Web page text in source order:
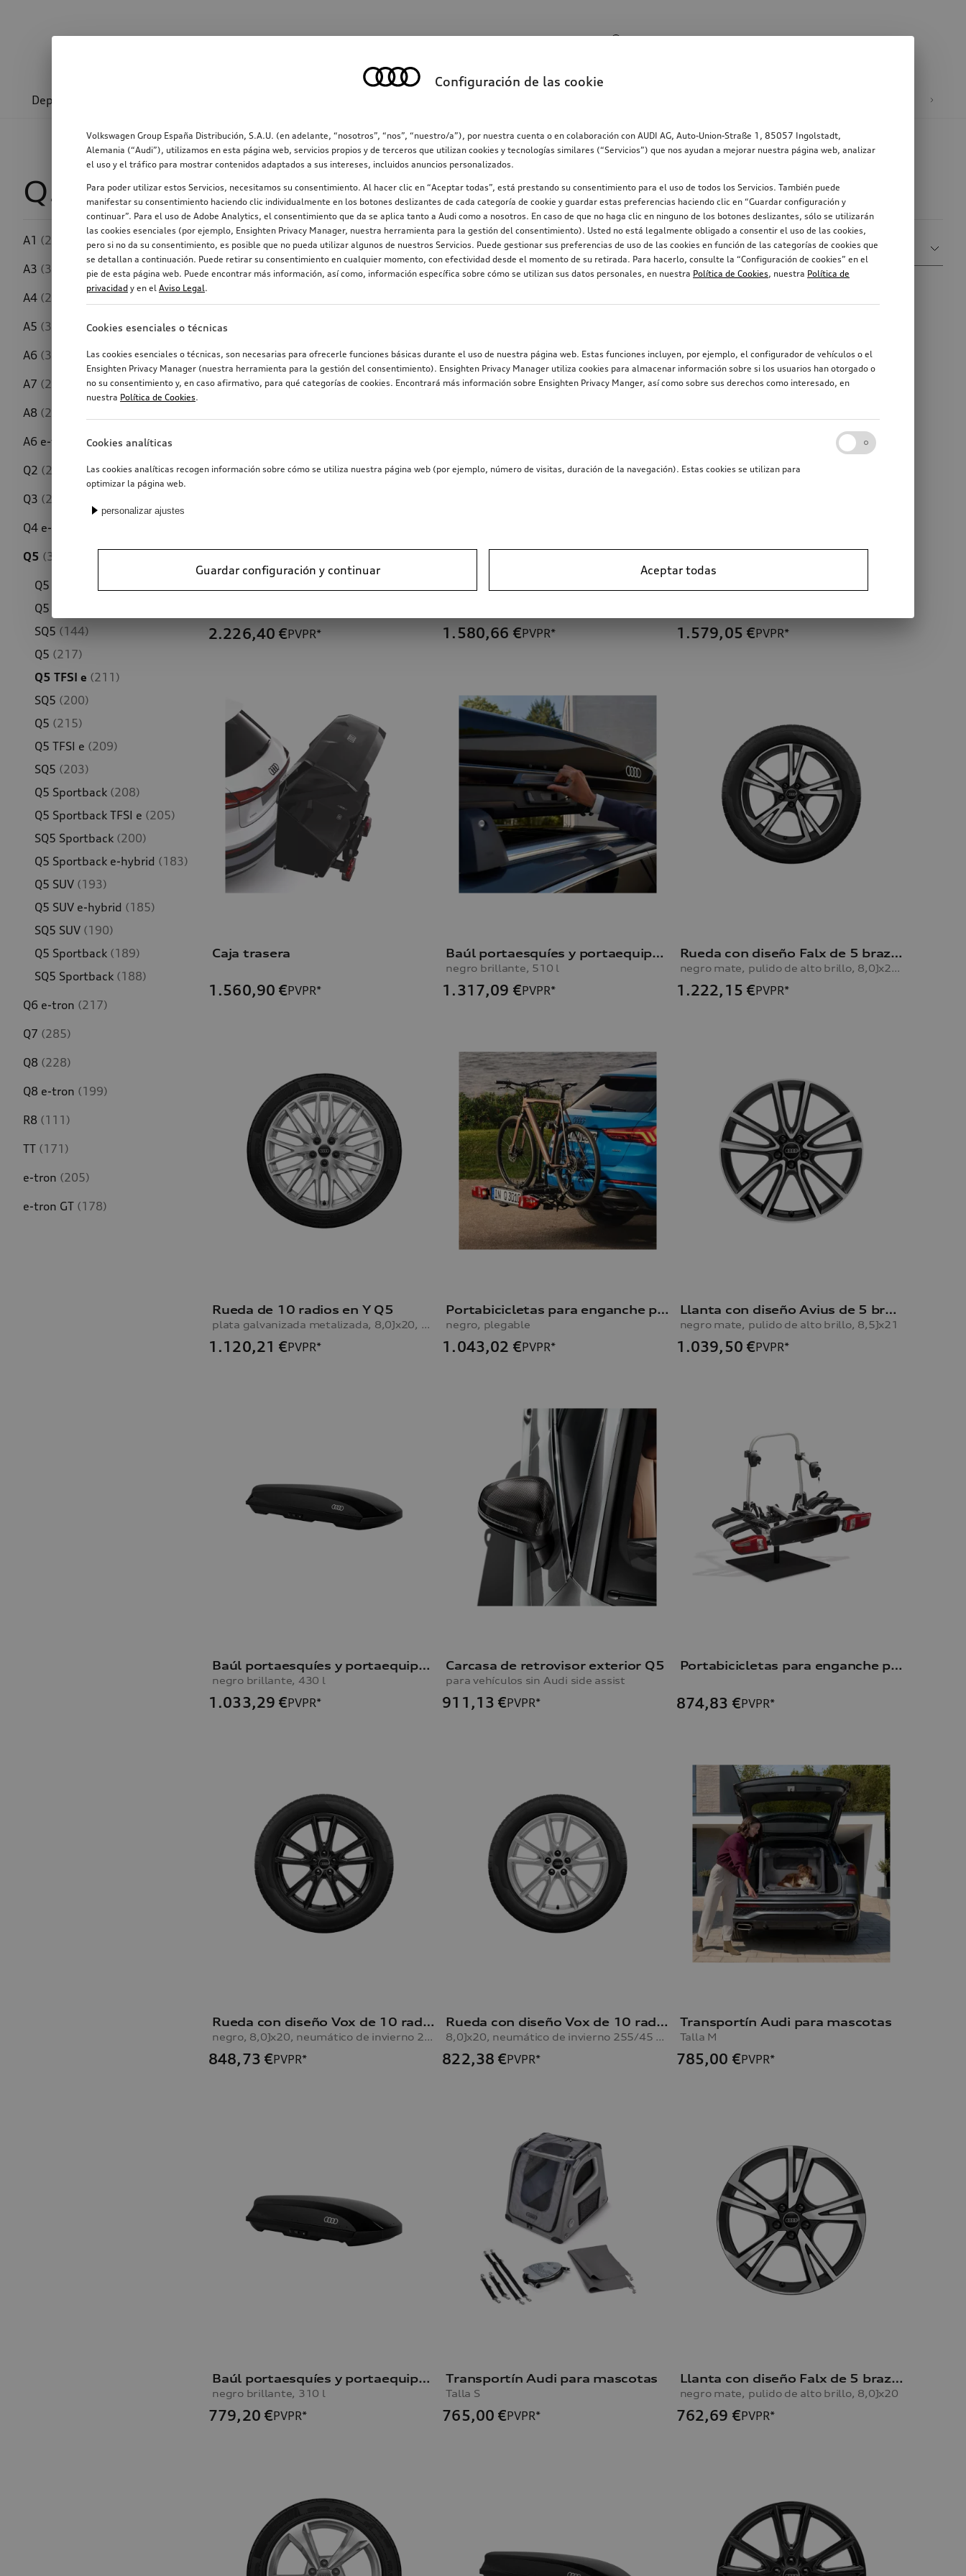
Entrada de búsqueda
Deporte y diseño
Q5 TFSI e 211
A1 (250)
A3 (346)
A4 (293)
A5 (314)
A6 (318)
A7 (228)
A8 (210)
A6 e-tron
(191)
Q2 (244)
Q3 (293)
Q4 e-tron
Q5 (301)
Q5
Q5 hybrid
SQ5 (144)
Q5 (217)
Q5 TFSI e (211)
SQ5 (200)
Q5 (215)
Q5 TFSI e (209)
SQ5 (203)
Q5 Sportback (208)
Q5 Sportback TFSI e (205)
SQ5 Sportback (200)
Q5 Sportback e-hybrid (183)
Q5 SUV (193)
Q5 SUV e-hybrid (185)
SQ5 SUV (190)
Q5 Sportback (189)
SQ5 Sportback (188)
Q6 e-tron (217)
Q7 (285)
Q8 (228)
Q8 e-tron (199)
R8 (111)
TT (171)
e-tron (205)
e-tron GT (178)
Ancho del neumático Apto para cadenas de nieve Diámetro de la llanta Mostrar más filtros
Ordenar por
Relevancia
2.226,40 €PVPR* 1.580,66 €PVPR* 1.579,05 €PVPR*
Caja trasera
1.560,90 €PVPR*
Baúl portaesquíes y portaequipajes
negro brillante, 510 l
1.317,09 €PVPR*
Rueda con diseño Falx de 5 brazos Q5
negro mate, pulido de alto brillo, 8,0Jx20, neumáticos 255/45 R20 101W
1.222,15 €PVPR*
Rueda de 10 radios en Y Q5
plata galvanizada metalizada, 8,0Jx20, neumático 255/45 R20 101W
1.120,21 €PVPR*
Portabicicletas para enganche para remolque
negro, plegable
1.043,02 €PVPR*
Llanta con diseño Avius de 5 brazos Q5
negro mate, pulido de alto brillo, 8,5Jx21
1.039,50 €PVPR*
Baúl portaesquíes y portaequipajes
negro brillante, 430 l
1.033,29 €PVPR*
Carcasa de retrovisor exterior Q5
para vehículos sin Audi side assist
911,13 €PVPR*
Portabicicletas para enganche para remolque
874,83 €PVPR*
Rueda con diseño Vox de 10 radios Q5
negro, 8,0Jx20, neumático de invierno 255/45 R20 101V
848,73 €PVPR*
Rueda con diseño Vox de 10 radios Q5
8,0Jx20, neumático de invierno 255/45 R20 101V
822,38 €PVPR*
Transportín Audi para mascotas
Talla M
785,00 €PVPR*
Baúl portaesquíes y portaequipajes
negro brillante, 310 l
779,20 €PVPR*
Transportín Audi para mascotas
Talla S
765,00 €PVPR*
Llanta con diseño Falx de 5 brazos Q5
negro mate, pulido de alto brillo, 8,0Jx20
762,69 €PVPR*
Configuración de las cookie
Volkswagen Group España Distribución, S.A.U. (en adelante, “nosotros”, “nos”, “nuestro/a”), por nuestra cuenta o en colaboración con AUDI AG, Auto-Union-Straße 1, 85057 Ingolstadt,
Alemania (“Audi”), utilizamos en esta página web, servicios propios y de terceros que utilizan cookies y tecnologías similares (“Servicios”) que nos ayudan a mejorar nuestra página web, analizar
el uso y el tráfico para mostrar contenidos adaptados a sus intereses, incluidos anuncios personalizados.
Para poder utilizar estos Servicios, necesitamos su consentimiento. Al hacer clic en “Aceptar todas”, está prestando su consentimiento para el uso de todos los Servicios. También puede
manifestar su consentimiento haciendo clic individualmente en los botones deslizantes de cada categoría de cookie y guardar estas preferencias haciendo clic en “Guardar configuración y
continuar”. Para el uso de Adobe Analytics, el consentimiento que da se aplica tanto a Audi como a nosotros. En caso de que no haga clic en ninguno de los botones deslizantes, sólo se utilizarán
las cookies esenciales (por ejemplo, Ensighten Privacy Manager, nuestra herramienta para la gestión del consentimiento). Usted no está legalmente obligado a consentir el uso de las cookies,
pero si no da su consentimiento, es posible que no pueda utilizar algunos de nuestros Servicios. Puede gestionar sus preferencias de uso de las cookies en función de las categorías de cookies que
se detallan a continuación. Puede retirar su consentimiento en cualquier momento, con efectividad desde el momento de su retirada. Para hacerlo, consulte la “Configuración de cookies” en el
pie de esta página web. Puede encontrar más información, así como, información específica sobre cómo se utilizan sus datos personales, en nuestra Política de Cookies, nuestra Política de
privacidad y en el Aviso Legal.
Cookies esenciales o técnicas
Las cookies esenciales o técnicas, son necesarias para ofrecerle funciones básicas durante el uso de nuestra página web. Estas funciones incluyen, por ejemplo, el configurador de vehículos o el
Ensighten Privacy Manager (nuestra herramienta para la gestión del consentimiento). Ensighten Privacy Manager utiliza cookies para almacenar información sobre si los usuarios han otorgado o
no su consentimiento y, en caso afirmativo, para qué categorías de cookies. Encontrará más información sobre Ensighten Privacy Manger, así como sobre sus derechos como interesado, en
nuestra Política de Cookies.
Cookies analíticas
Las cookies analíticas recogen información sobre cómo se utiliza nuestra página web (por ejemplo, número de visitas, duración de la navegación). Estas cookies se utilizan para
optimizar la página web.
personalizar ajustes
Aceptar todas
Guardar configuración y continuar